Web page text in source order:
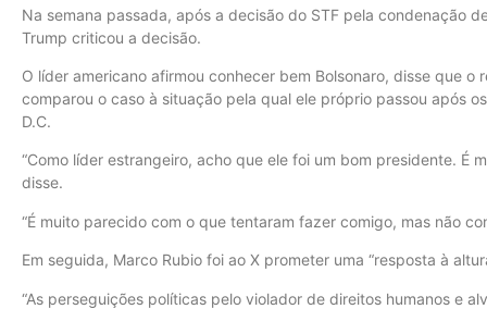
Na semana passada, após a decisão do STF pela condenação
Trump criticou a decisão.
O líder americano afirmou conhecer bem Bolsonaro, disse que o
comparou o caso à situação pela qual ele próprio passou após
D.C.
“Como líder estrangeiro, acho que ele foi um bom presidente. É
disse.
“É muito parecido com o que tentaram fazer comigo, mas não
Em seguida, Marco Rubio foi ao X prometer uma “resposta à
“As perseguições políticas pelo violador de direitos humanos e